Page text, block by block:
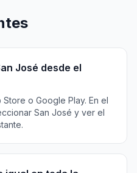
José desde el
o Google Play. En el
San José y ver el